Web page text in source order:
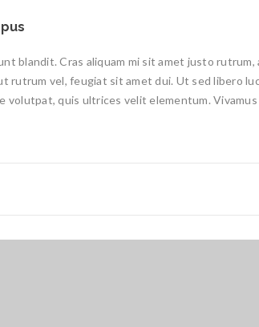
blandit. Cras aliquam mi sit amet justo
rutrum vel, feugiat sit amet dui. Ut sed libero
volutpat, quis ultrices velit elementum.